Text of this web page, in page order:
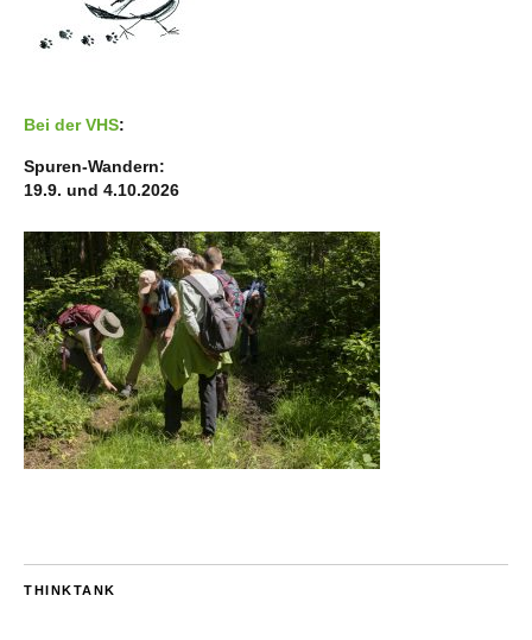
Bei der VHS:
Spuren-Wandern:
19.9. und 4.10.2026
THINKTANK